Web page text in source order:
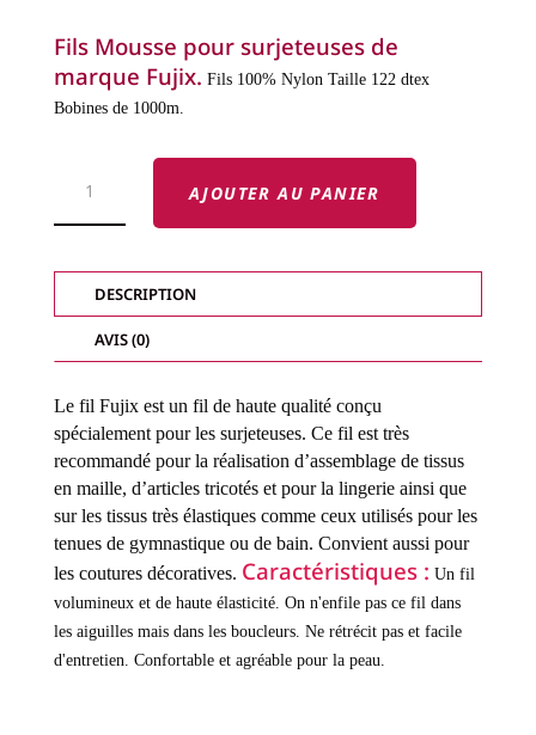
Fils Mousse pour surjeteuses de
marque Fujix. Fils 100% Nylon Taille 122 dtex
Bobines de 1000m.
-
MOUSSE-
AJOUTER AU PANIER
DESCRIPTION
AVIS (0)
Le fil Fujix est un fil de haute qualité conçu
spécialement pour les surjeteuses. Ce fil est très
recommandé pour la réalisation d’assemblage de tissus
en maille, d’articles tricotés et pour la lingerie ainsi que
sur les tissus très élastiques comme ceux utilisés pour les
tenues de gymnastique ou de bain. Convient aussi pour
les coutures décoratives. Caractéristiques : Un fil
volumineux et de haute élasticité. On n'enfile pas ce fil dans
les aiguilles mais dans les boucleurs. Ne rétrécit pas et facile
d'entretien. Confortable et agréable pour la peau.